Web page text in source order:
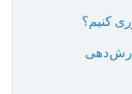
کنیم؟